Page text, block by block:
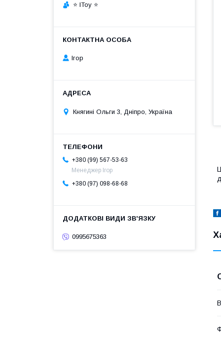
⭐ IToy ⭐
Ігор
Княгині Ольги 3, Дніпро, Україна
+380 (99) 567-53-63
Менеджер Ігор
+380 (97) 098-68-68
0995675363